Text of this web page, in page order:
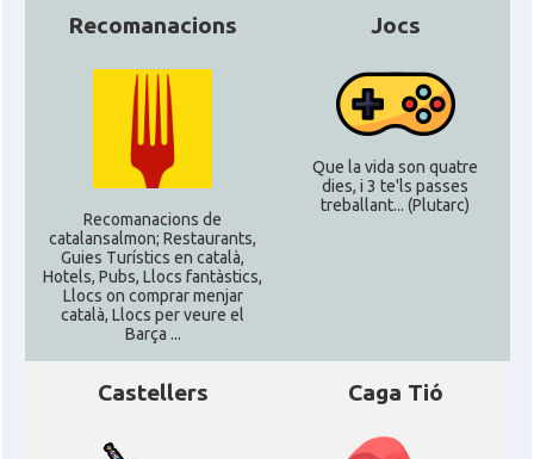
Recomanacions
Recomanacions de
catalansalmon; Restaurants,
Guies Turístics en català,
Hotels, Pubs, Llocs fantàstics,
Llocs on comprar menjar
català, Llocs per veure el
Barça ...
Jocs
Que la vida son quatre
dies, i 3 te'ls passes
treballant... (Plutarc)
Castellers Caga Tió